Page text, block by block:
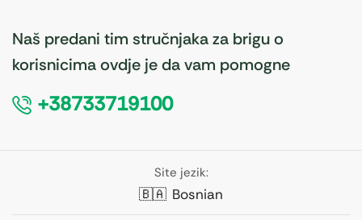
Naš predani tim stručnjaka za brigu o
korisnicima ovdje je da vam pomogne
+38733719100
Site jezik:
🇧🇦 Bosnian